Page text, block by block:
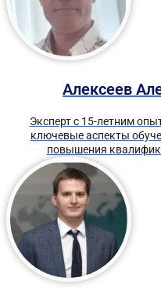
Алексеев
Эксперт с 15-летним
ключевые аспекты
повышения